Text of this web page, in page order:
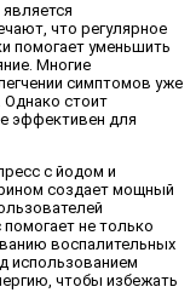
что регулярное
помогает уменьшить
Многие
симптомов уже
Однако стоит
эффективен для
с йодом и
создает мощный
не только
воспалительных
использованием
чтобы избежать